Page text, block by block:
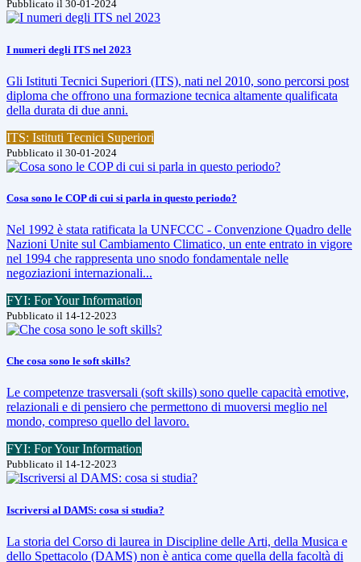
Pubblicato il 30-01-2024
I numeri degli ITS nel 2023
Gli Istituti Tecnici Superiori (ITS), nati nel 2010, sono percorsi post
diploma che offrono una formazione tecnica altamente qualificata
della durata di due anni.
ITS: Istituti Tecnici Superiori
Pubblicato il 30-01-2024
Cosa sono le COP di cui si parla in questo periodo?
Nel 1992 è stata ratificata la UNFCCC - Convenzione Quadro delle
Nazioni Unite sul Cambiamento Climatico, un ente entrato in vigore
nel 1994 che rappresenta uno snodo fondamentale nelle
negoziazioni internazionali...
FYI: For Your Information
Pubblicato il 14-12-2023
Che cosa sono le soft skills?
Le competenze trasversali (soft skills) sono quelle capacità emotive,
relazionali e di pensiero che permettono di muoversi meglio nel
mondo, compreso quello del lavoro.
FYI: For Your Information
Pubblicato il 14-12-2023
Iscriversi al DAMS: cosa si studia?
La storia del Corso di laurea in Discipline delle Arti, della Musica e
dello Spettacolo (DAMS) non è antica come quella della facoltà di